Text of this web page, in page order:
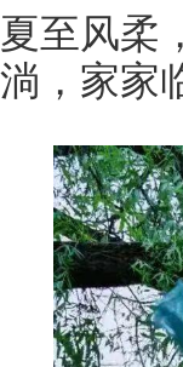
夏至风柔
淌，家家